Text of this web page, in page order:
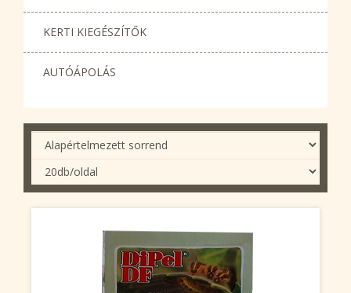
KERTI KIEGÉSZÍTŐK
AUTÓÁPOLÁS